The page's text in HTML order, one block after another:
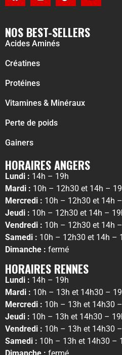
NOS BEST-SELLERS
Acides Aminés
Créatines
Protéines
Vitamines & Minéraux
Perte de poids
Gainers
HORAIRES ANGERS
Lundi : 14h – 19h
Mardi : 10h – 12h30 et 14h –
Mercredi : 10h – 12h30 et 14h
Jeudi : 10h – 12h30 et 14h –
Vendredi : 10h – 12h30 et 14h
Samedi : 10h – 12h30 et 14h –
Dimanche : fermé
HORAIRES RENNES
Lundi : 14h – 19h
Mardi : 10h – 13h et 14h30 –
Mercredi : 10h – 13h et 14h30
Jeudi : 10h – 13h et 14h30 –
Vendredi : 10h – 13h et 14h30
Samedi : 10h – 13h et 14h30 –